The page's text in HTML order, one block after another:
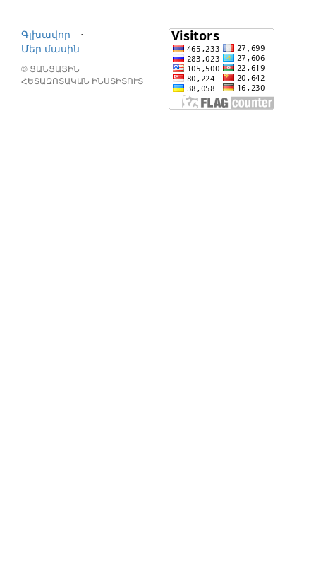
Գլխավոր
⋅
Մեր մասին
© ՑԱՆՑԱՅԻՆ
ՀԵՏԱԶՈՏԱԿԱՆ ԻՆՍՏԻՏՈՒՏ